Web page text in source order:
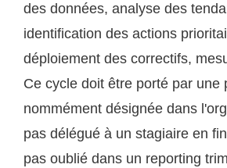
des données, analyse des
identification des actions
déploiement des correctifs,
Ce cycle doit être porté par une
nommément désignée dans
pas délégué à un stagiaire en
pas oublié dans un reporting